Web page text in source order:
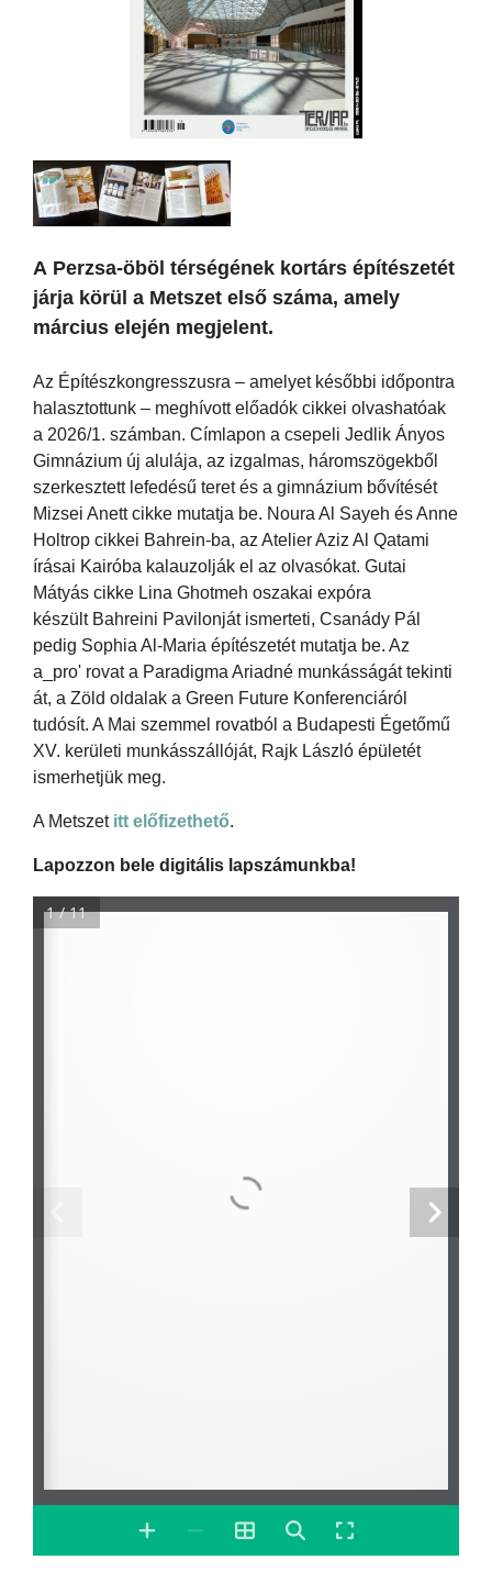
A Perzsa-öböl térségének kortárs építészetét
járja körül a Metszet első száma, amely
március elején megjelent.
Az Építészkongresszusra – amelyet későbbi időpontra
halasztottunk – meghívott előadók cikkei olvashatóak
a 2026/1. számban. Címlapon a csepeli Jedlik Ányos
Gimnázium új alulája, az izgalmas, háromszögekből
szerkesztett lefedésű teret és a gimnázium bővítését
Mizsei Anett cikke mutatja be. Noura Al Sayeh és Anne
Holtrop cikkei Bahrein-ba, az Atelier Aziz Al Qatami
írásai Kairóba kalauzolják el az olvasókat. Gutai
Mátyás cikke Lina Ghotmeh oszakai expóra
készült Bahreini Pavilonját ismerteti, Csanády Pál
pedig Sophia Al-Maria építészetét mutatja be. Az
a_pro' rovat a Paradigma Ariadné munkásságát tekinti
át, a Zöld oldalak a Green Future Konferenciáról
tudósít. A Mai szemmel rovatból a Budapesti Égetőmű
XV. kerületi munkásszállóját, Rajk László épületét
ismerhetjük meg.
A Metszet itt előfizethető.
Lapozzon bele digitális lapszámunkba!